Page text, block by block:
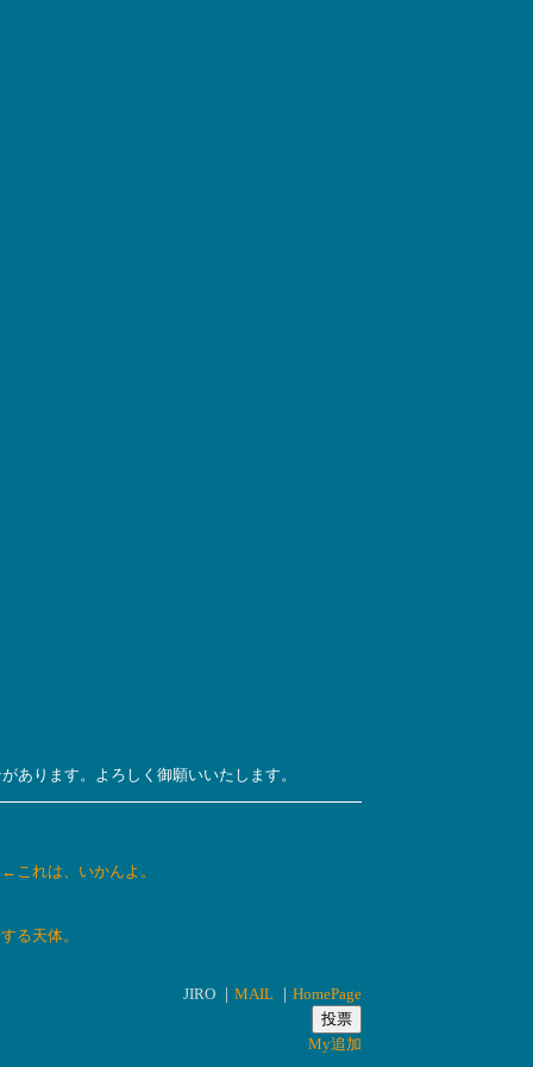
あります。よろしく御願いいたします。
これは、いかんよ。
る天体。
JIRO ｜ MAIL ｜ HomePage
My追加